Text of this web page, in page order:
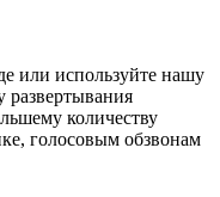
или используйте нашу
развертывания
количеству
голосовым обзвонам